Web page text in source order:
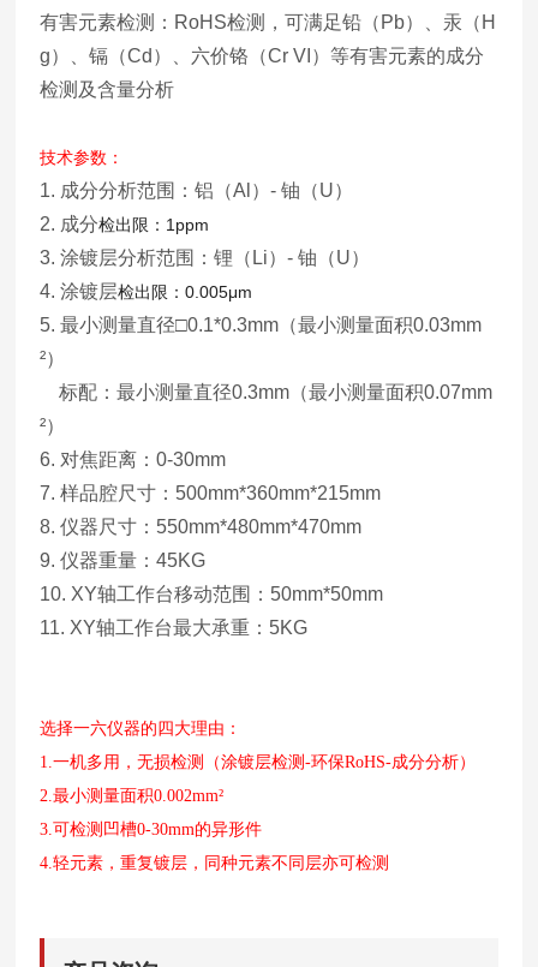
有害元素检测：RoHS检测，可满足铅（Pb）、汞（H
g）、镉（Cd）、六价铬（Cr VI）等有害元素的成分
检测及含量分析
技术参数：
1. 成分分析范围：铝（Al）- 铀（U）
2. 成分检出限：1ppm
3. 涂镀层分析范围：锂（Li）- 铀（U）
4. 涂镀层检出限：0.005μm
5. 最小测量直径□0.1*0.3mm（最小测量面积0.03mm
²）
标配：最小测量直径0.3mm（最小测量面积0.07mm
²）
6. 对焦距离：0-30mm
7. 样品腔尺寸：500mm*360mm*215mm
8. 仪器尺寸：550mm*480mm*470mm
9. 仪器重量：45KG
10. XY轴工作台移动范围：50mm*50mm
11. XY轴工作台最大承重：5KG
选择一六仪器的四大理由：
1.一机多用，无损检测（涂镀层检测-环保RoHS-成分分析）
2.最小测量面积0.002mm²
3.可检测凹槽0-30mm的异形件
4.轻元素，重复镀层，同种元素不同层亦可检测